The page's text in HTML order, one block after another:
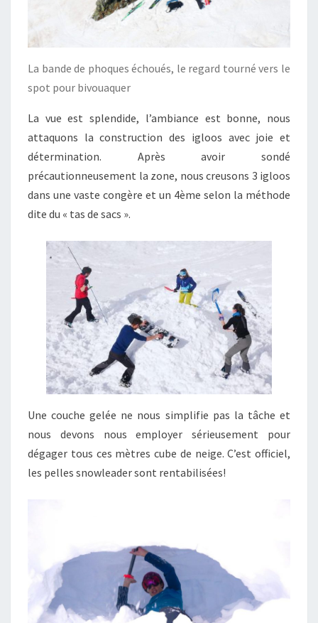
La bande de phoques échoués, le regard tourné vers le
spot pour bivouaquer
La vue est splendide, l’ambiance est bonne, nous
attaquons la construction des igloos avec joie et
détermination. Après avoir sondé
précautionneusement la zone, nous creusons 3 igloos
dans une vaste congère et un 4ème selon la méthode
dite du « tas de sacs ».
Une couche gelée ne nous simplifie pas la tâche et
nous devons nous employer sérieusement pour
dégager tous ces mètres cube de neige. C’est officiel,
les pelles snowleader sont rentabilisées!